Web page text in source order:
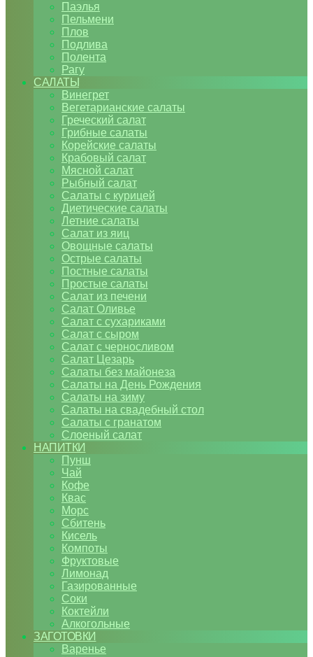
Паэлья
Пельмени
Плов
Подлива
Полента
Рагу
САЛАТЫ
Винегрет
Вегетарианские салаты
Греческий салат
Грибные салаты
Корейские салаты
Крабовый салат
Мясной салат
Рыбный салат
Салаты с курицей
Диетические салаты
Летние салаты
Салат из яиц
Овощные салаты
Острые салаты
Постные салаты
Простые салаты
Салат из печени
Салат Оливье
Салат с сухариками
Салат с сыром
Салат с черносливом
Салат Цезарь
Салаты без майонеза
Салаты на День Рождения
Салаты на зиму
Салаты на свадебный стол
Салаты с гранатом
Слоеный салат
НАПИТКИ
Пунш
Чай
Кофе
Квас
Морс
Сбитень
Кисель
Компоты
Фруктовые
Лимонад
Газированные
Соки
Коктейли
Алкогольные
ЗАГОТОВКИ
Варенье